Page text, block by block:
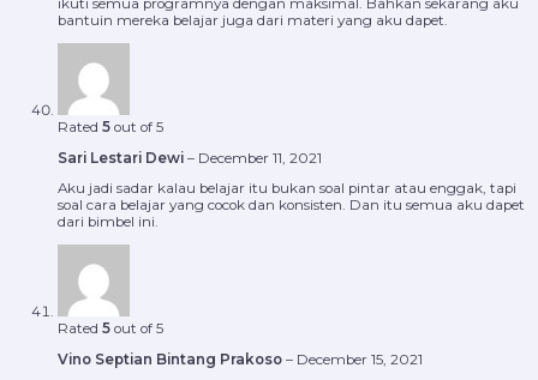
ikuti semua programnya dengan maksimal. Bahkan sekarang aku
bantuin mereka belajar juga dari materi yang aku dapet.
Rated 5 out of 5
Sari Lestari Dewi – December 11, 2021
Aku jadi sadar kalau belajar itu bukan soal pintar atau enggak, tapi
soal cara belajar yang cocok dan konsisten. Dan itu semua aku dapet
dari bimbel ini.
Rated 5 out of 5
Vino Septian Bintang Prakoso – December 15, 2021